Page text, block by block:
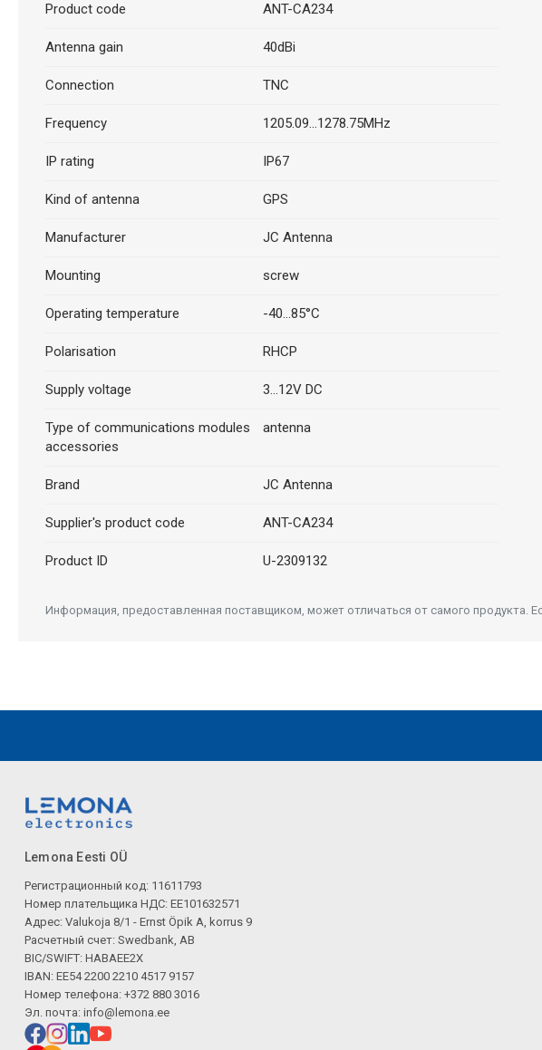
Product code ANT-CA234
Antenna gain 40dBi
Connection TNC
Frequency 1205.09...1278.75MHz
IP rating IP67
Kind of antenna GPS
Manufacturer JC Antenna
Mounting screw
Operating temperature -40...85°C
Polarisation RHCP
Supply voltage 3...12V DC
Type of communications modules
accessories
antenna
Brand JC Antenna
Supplier's product code ANT-CA234
Product ID U-2309132
Информация, предоставленная поставщиком, может отличаться от самого продукта.
Lemona Eesti OÜ
Регистрационный код: 11611793
Номер плательщика НДС: EE101632571
Адрес: Valukoja 8/1 - Ernst Öpik A, korrus 9
Расчетный счет: Swedbank, AB
BIC/SWIFT: HABAEE2X
IBAN: EE54 2200 2210 4517 9157
Номер телефона: +372 880 3016
Эл. почта: info@lemona.ee